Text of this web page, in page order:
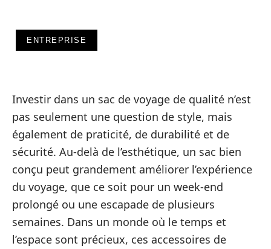
ENTREPRISE
Investir dans un sac de voyage de qualité n’est
pas seulement une question de style, mais
également de praticité, de durabilité et de
sécurité. Au-delà de l’esthétique, un sac bien
conçu peut grandement améliorer l’expérience
du voyage, que ce soit pour un week-end
prolongé ou une escapade de plusieurs
semaines. Dans un monde où le temps et
l’espace sont précieux, ces accessoires de